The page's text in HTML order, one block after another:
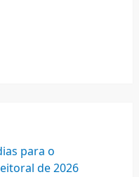
para o
de 2026